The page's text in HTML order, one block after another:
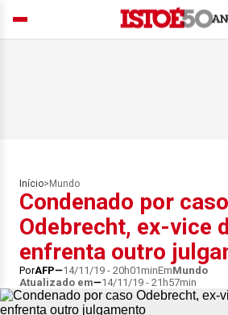
Início> Mundo
Condenado por caso
Odebrecht, ex-vice
enfrenta outro
PorAFP 14/11/19 - 20h01minEmMundo
Atualizado em
14/11/19 - 21h57min